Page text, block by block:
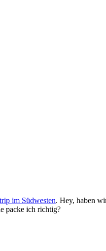
im Südwesten. Hey, haben
packe ich richtig?